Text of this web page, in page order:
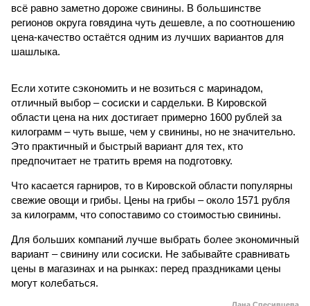
всё равно заметно дороже свинины. В большинстве
регионов округа говядина чуть дешевле, а по соотношению
цена-качество остаётся одним из лучших вариантов для
шашлыка.
Если хотите сэкономить и не возиться с маринадом,
отличный выбор – сосиски и сардельки. В Кировской
области цена на них достигает примерно 1600 рублей за
килограмм – чуть выше, чем у свинины, но не значительно.
Это практичный и быстрый вариант для тех, кто
предпочитает не тратить время на подготовку.
Что касается гарниров, то в Кировской области популярны
свежие овощи и грибы. Цены на грибы – около 1571 рубля
за килограмм, что сопоставимо со стоимостью свинины.
Для больших компаний лучше выбрать более экономичный
вариант – свинину или сосиски. Не забывайте сравнивать
цены в магазинах и на рынках: перед праздниками цены
могут колебаться.